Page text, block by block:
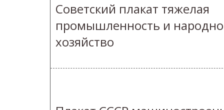
Советский плакат тяжелая
промышленность и
хозяйство